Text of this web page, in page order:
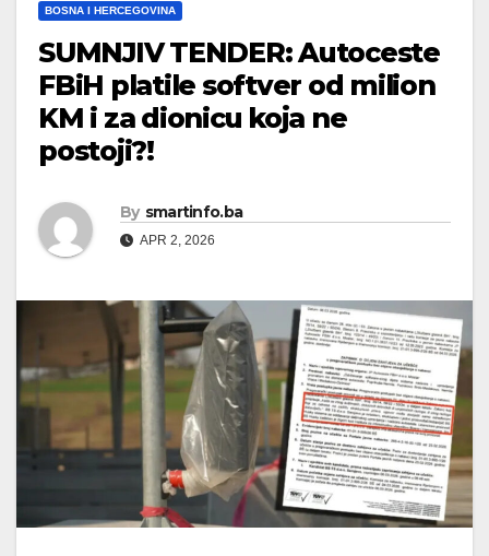
BOSNA I HERCEGOVINA
SUMNJIV TENDER: Autoceste
FBiH platile softver od milion
KM i za dionicu koja ne
postoji?!
By smartinfo.ba
APR 2, 2026